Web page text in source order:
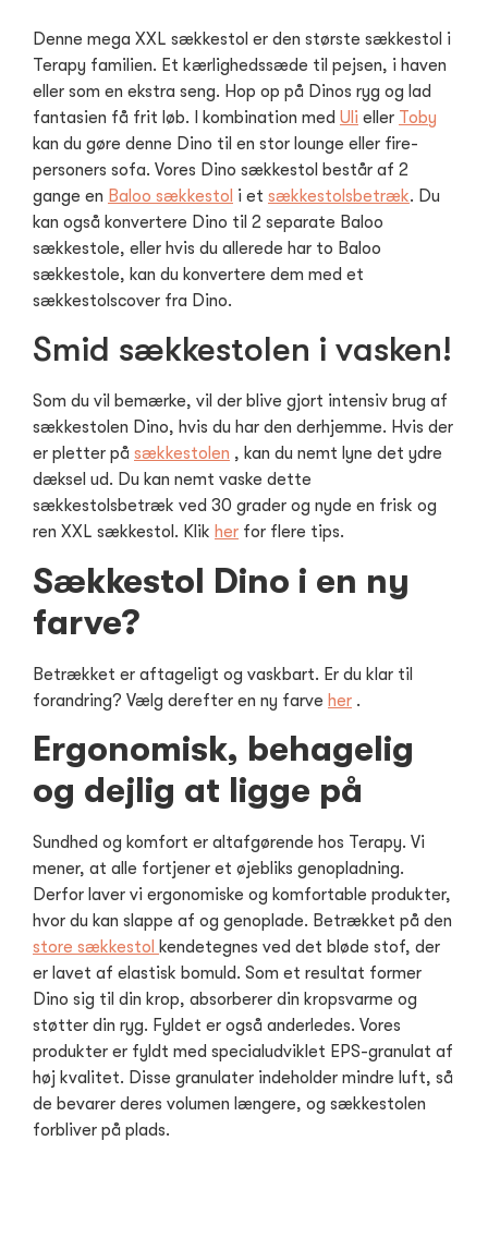
Denne mega XXL sækkestol er den største sækkestol i
Terapy familien. Et kærlighedssæde til pejsen, i haven
eller som en ekstra seng. Hop op på Dinos ryg og lad
fantasien få frit løb. I kombination med Uli eller Toby
kan du gøre denne Dino til en stor lounge eller fire-
personers sofa. Vores Dino sækkestol består af 2
gange en Baloo sækkestol i et sækkestolsbetræk. Du
kan også konvertere Dino til 2 separate Baloo
sækkestole, eller hvis du allerede har to Baloo
sækkestole, kan du konvertere dem med et
sækkestolscover fra Dino.
Smid sækkestolen i vasken!
Som du vil bemærke, vil der blive gjort intensiv brug af
sækkestolen Dino, hvis du har den derhjemme. Hvis der
er pletter på sækkestolen , kan du nemt lyne det ydre
dæksel ud. Du kan nemt vaske dette
sækkestolsbetræk ved 30 grader og nyde en frisk og
ren XXL sækkestol. Klik her for flere tips.
Sækkestol Dino i en ny
farve?
Betrækket er aftageligt og vaskbart. Er du klar til
forandring? Vælg derefter en ny farve her .
Ergonomisk, behagelig
og dejlig at ligge på
Sundhed og komfort er altafgørende hos Terapy. Vi
mener, at alle fortjener et øjebliks genopladning.
Derfor laver vi ergonomiske og komfortable produkter,
hvor du kan slappe af og genoplade. Betrækket på den
store sækkestol kendetegnes ved det bløde stof, der
er lavet af elastisk bomuld. Som et resultat former
Dino sig til din krop, absorberer din kropsvarme og
støtter din ryg. Fyldet er også anderledes. Vores
produkter er fyldt med specialudviklet EPS-granulat af
høj kvalitet. Disse granulater indeholder mindre luft, så
de bevarer deres volumen længere, og sækkestolen
forbliver på plads.